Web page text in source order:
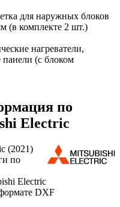
для наружных блоков
(в комплекте 2 шт.)
нагреватели,
панели (с блоком
по
Electric
(2021)
по
Electric
DXF